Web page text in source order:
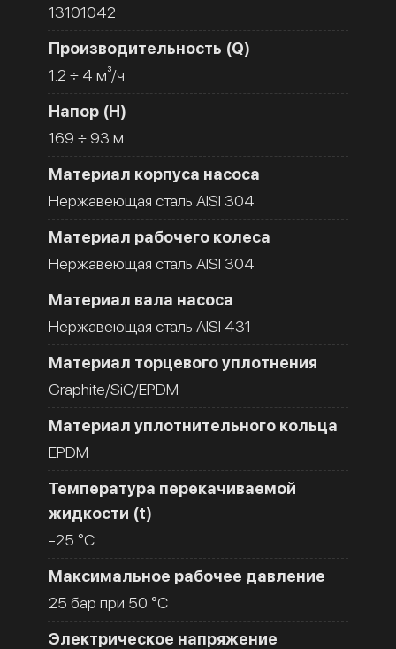
13101042
Производительность (Q)
1.2 ÷ 4 м³/ч
Напор (H)
169 ÷ 93 м
Материал корпуса насоса
Нержавеющая сталь AISI 304
Материал рабочего колеса
Нержавеющая сталь AISI 304
Материал вала насоса
Нержавеющая сталь AISI 431
Материал торцевого уплотнения
Graphite/SiC/EPDM
Материал уплотнительного кольца
EPDM
Температура перекачиваемой
жидкости (t)
-25 °C
Максимальное рабочее давление
25 бар при 50 °C
Электрическое напряжение